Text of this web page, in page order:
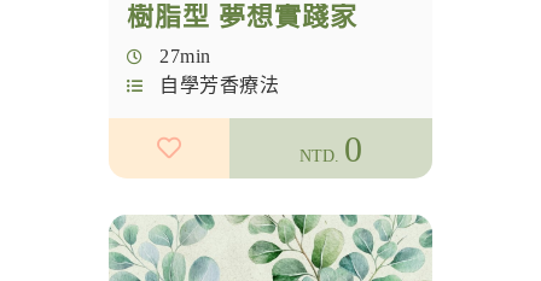
樹脂型 夢想實踐家
27min
自學芳香療法
NTD. 0